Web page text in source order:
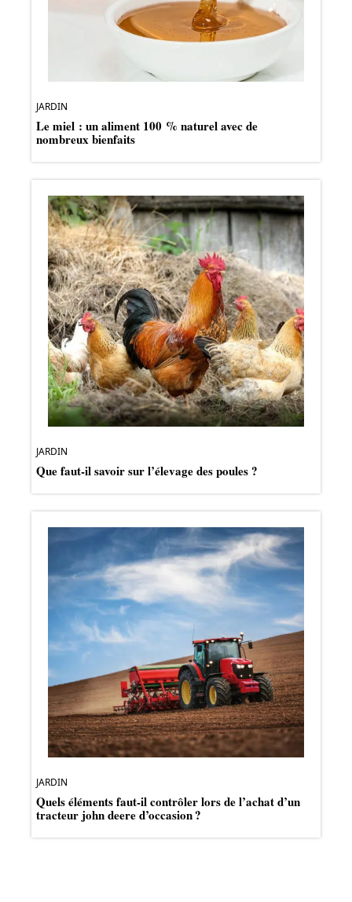
JARDIN
Le miel : un aliment 100 % naturel avec de
nombreux bienfaits
JARDIN
Que faut-il savoir sur l’élevage des poules ?
JARDIN
Quels éléments faut-il contrôler lors de l’achat d’un
tracteur john deere d’occasion ?